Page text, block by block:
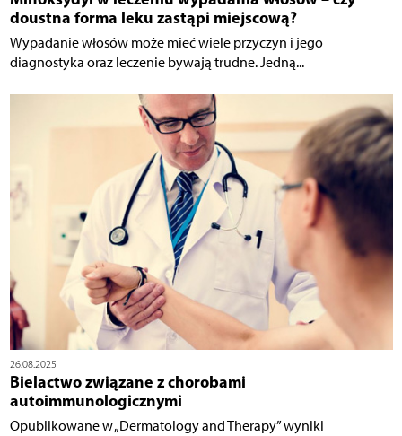
doustna forma leku zastąpi miejscową?
Wypadanie włosów może mieć wiele przyczyn i jego
diagnostyka oraz leczenie bywają trudne. Jedną...
26.08.2025
Bielactwo związane z chorobami
autoimmunologicznymi
Opublikowane w „Dermatology and Therapy” wyniki